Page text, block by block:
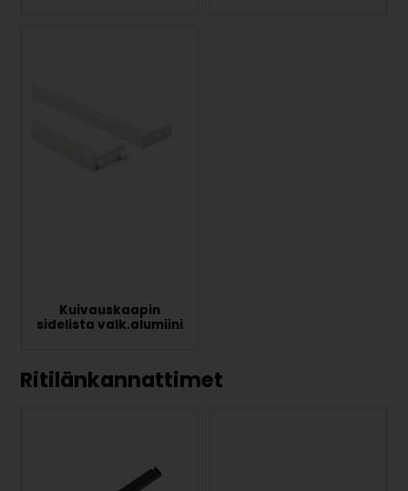
Kuivauskaapin
sidelista valk.alumiini
Ritilänkannattimet